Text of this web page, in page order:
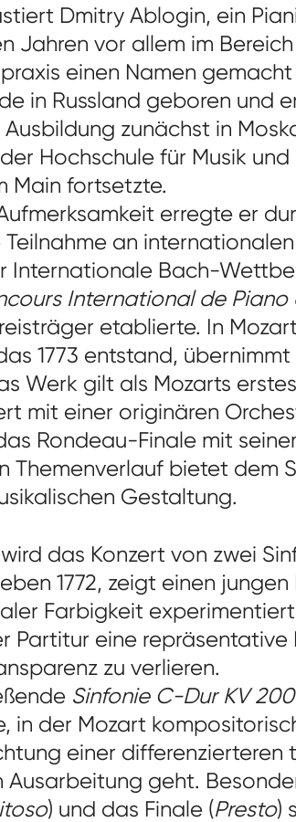
Dmitry Ablogin, ein
Jahren vor allem im
einen Namen
in Russland geboren und
zunächst in
Hochschule für Musik
Main fortsetzte.
erregte er
an
Internationale Bach-
International de Piano
etablierte. In
1773 entstand,
Werk gilt als Mozarts
mit einer originären
Rondeau-Finale mit
Themenverlauf bietet dem
Gestaltung.
das Konzert von zwei
1772, zeigt einen
Farbigkeit
Partitur eine repräsentative
zu verlieren.
Sinfonie C-Dur KV 200
in der Mozart
einer differenzierteren
Ausarbeitung geht.
) und das Finale (Presto)